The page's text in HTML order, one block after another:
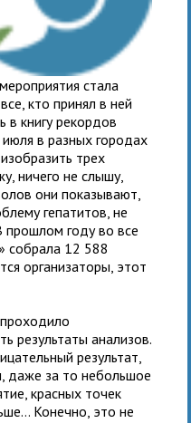
стала
кто принял в ней
в книгу рекордов
в разных городах
трех
ничего не слышу,
они показывают,
гепатитов, не
прошлом году во все
собрала 12 588
организаторы, этот
результаты анализов.
результат,
даже за то небольшое
красных точек
Конечно, это не